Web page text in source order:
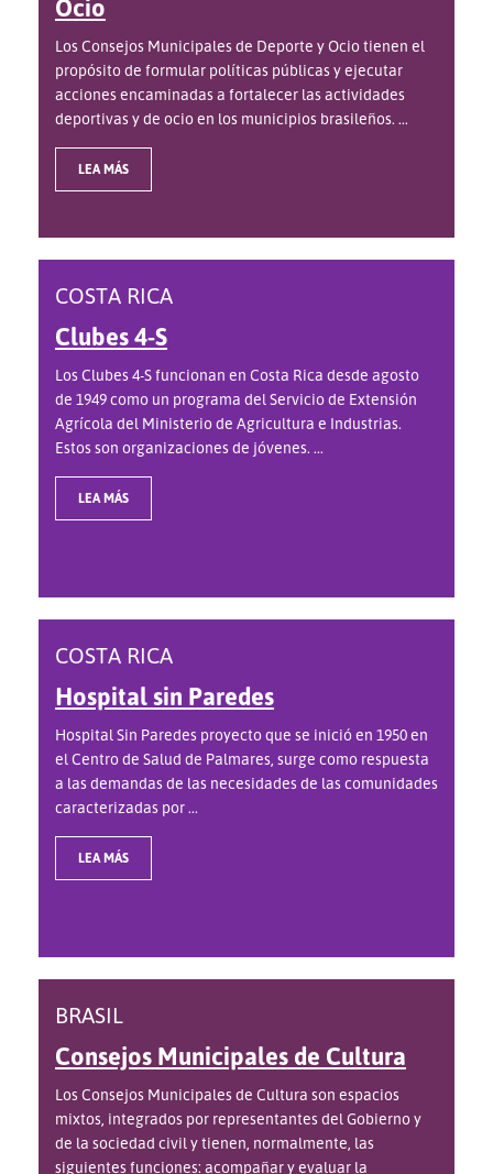
Ocio
Los Consejos Municipales de Deporte y Ocio tienen el
propósito de formular políticas públicas y ejecutar
acciones encaminadas a fortalecer las actividades
deportivas y de ocio en los municipios brasileños. ...
LEA MÁS
COSTA RICA
Clubes 4-S
Los Clubes 4-S funcionan en Costa Rica desde agosto
de 1949 como un programa del Servicio de Extensión
Agrícola del Ministerio de Agricultura e Industrias.
Estos son organizaciones de jóvenes. ...
LEA MÁS
COSTA RICA
Hospital sin Paredes
Hospital Sin Paredes proyecto que se inició en 1950 en
el Centro de Salud de Palmares, surge como respuesta
a las demandas de las necesidades de las comunidades
caracterizadas por ...
LEA MÁS
BRASIL
Consejos Municipales de Cultura
Los Consejos Municipales de Cultura son espacios
mixtos, integrados por representantes del Gobierno y
de la sociedad civil y tienen, normalmente, las
siguientes funciones: acompañar y evaluar la